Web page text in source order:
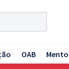
OAB